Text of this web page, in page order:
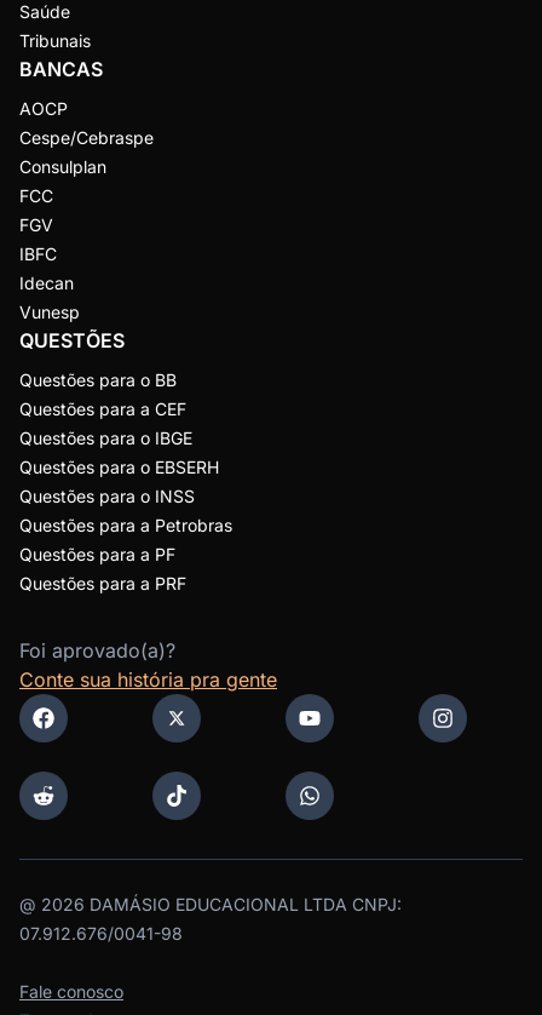
Saúde
Tribunais
BANCAS
AOCP
Cespe/Cebraspe
Consulplan
FCC
FGV
IBFC
Idecan
Vunesp
QUESTÕES
Questões para o BB
Questões para a CEF
Questões para o IBGE
Questões para o EBSERH
Questões para o INSS
Questões para a Petrobras
Questões para a PF
Questões para a PRF
Foi aprovado(a)?
Conte sua história pra gente
@ 2026 DAMÁSIO EDUCACIONAL LTDA CNPJ:
07.912.676/0041-98
Fale conosco